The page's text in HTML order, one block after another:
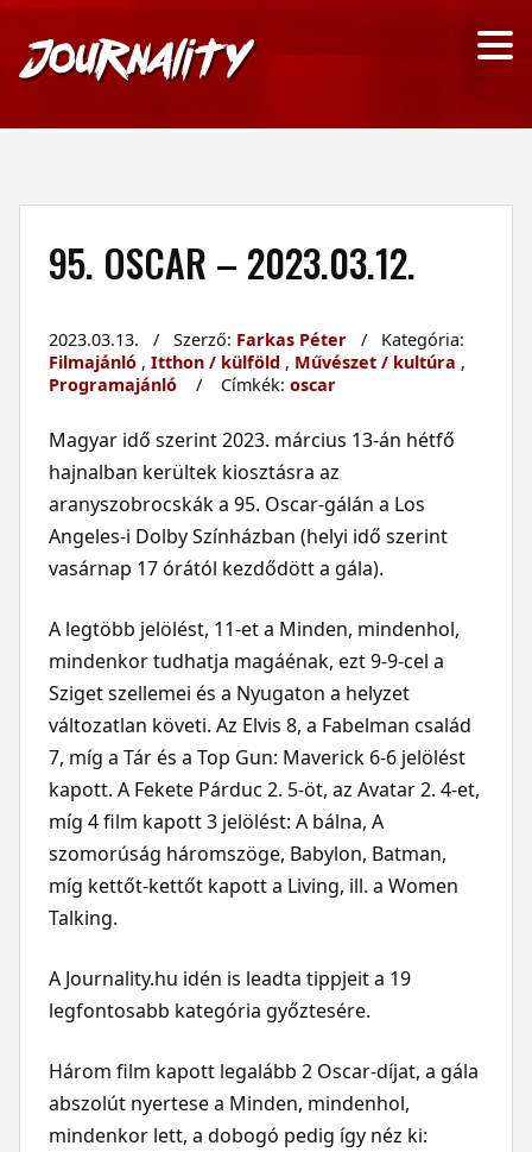
95. OSCAR – 2023.03.12.
2023.03.13. / Szerző: Farkas Péter/ Kategória:
Filmajánló, Itthon / külföld , Művészet / kultúra ,
Programajánló/ Címkék: oscar
Magyar idő szerint 2023. március 13-án hétfő
hajnalban kerültek kiosztásra az
aranyszobrocskák a 95. Oscar-gálán a Los
Angeles-i Dolby Színházban (helyi idő szerint
vasárnap 17 órától kezdődött a gála).
A legtöbb jelölést, 11-et a Minden, mindenhol,
mindenkor tudhatja magáénak, ezt 9-9-cel a
Sziget szellemei és a Nyugaton a helyzet
változatlan követi. Az Elvis 8, a Fabelman család
7, míg a Tár és a Top Gun: Maverick 6-6 jelölést
kapott. A Fekete Párduc 2. 5-öt, az Avatar 2. 4-et,
míg 4 film kapott 3 jelölést: A bálna, A
szomorúság háromszöge, Babylon, Batman,
míg kettőt-kettőt kapott a Living, ill. a Women
Talking.
A Journality.hu idén is leadta tippjeit a 19
legfontosabb kategória győztesére.
Három film kapott legalább 2 Oscar-díjat, a gála
abszolút nyertese a Minden, mindenhol,
mindenkor lett, a dobogó pedig így néz ki: